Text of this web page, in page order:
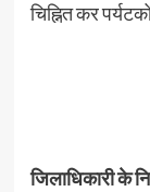
चिह्नित कर
जिलाधिकारी के